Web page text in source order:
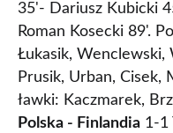
35'- Dariusz Kubicki
Roman Kosecki 89'.
Łukasik, Wenclewski,
Prusik, Urban, Cisek,
ławki: Kaczmarek,
Polska - Finlandia 1-1